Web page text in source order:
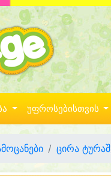
უფროსებისთვის
ცირა